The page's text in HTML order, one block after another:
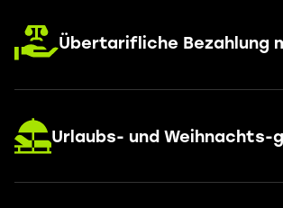
Übertarifliche Bezahlung
Urlaubs- und Weihnachts-